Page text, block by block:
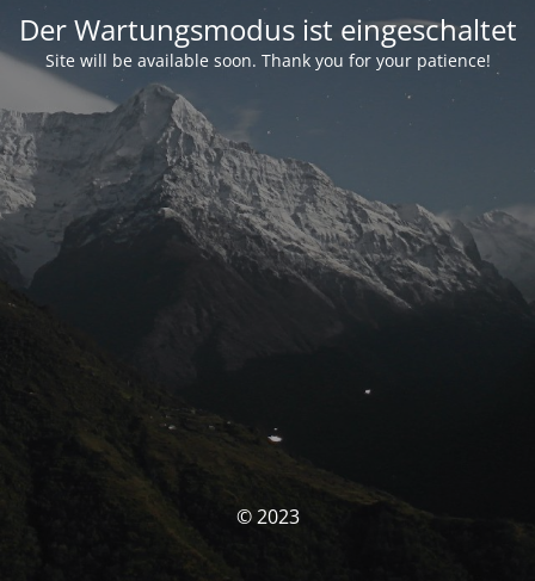
Der Wartungsmodus ist eingeschaltet
Site will be available soon. Thank you for your patience!
© 2023